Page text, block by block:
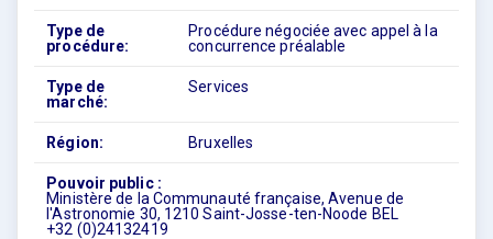
Type de
procédure:
Procédure négociée avec appel à la
concurrence préalable
Type de
marché:
Services
Région: Bruxelles
Pouvoir public :
Ministère de la Communauté française, Avenue de
l'Astronomie 30, 1210 Saint-Josse-ten-Noode BEL
+32 (0)24132419